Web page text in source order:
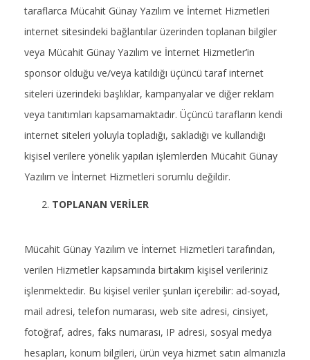
taraflarca Mücahit Günay Yazılım ve İnternet Hizmetleri
internet sitesindeki bağlantılar üzerinden toplanan bilgiler
veya Mücahit Günay Yazılım ve İnternet Hizmetler’in
sponsor olduğu ve/veya katıldığı üçüncü taraf internet
siteleri üzerindeki başlıklar, kampanyalar ve diğer reklam
veya tanıtımları kapsamamaktadır. Üçüncü tarafların kendi
internet siteleri yoluyla topladığı, sakladığı ve kullandığı
kişisel verilere yönelik yapılan işlemlerden Mücahit Günay
Yazılım ve İnternet Hizmetleri sorumlu değildir.
TOPLANAN VERİLER
Mücahit Günay Yazılım ve İnternet Hizmetleri tarafından,
verilen Hizmetler kapsamında birtakım kişisel verileriniz
işlenmektedir. Bu kişisel veriler şunları içerebilir: ad-soyad,
mail adresi, telefon numarası, web site adresi, cinsiyet,
fotoğraf, adres, faks numarası, IP adresi, sosyal medya
hesapları, konum bilgileri, ürün veya hizmet satın almanızla